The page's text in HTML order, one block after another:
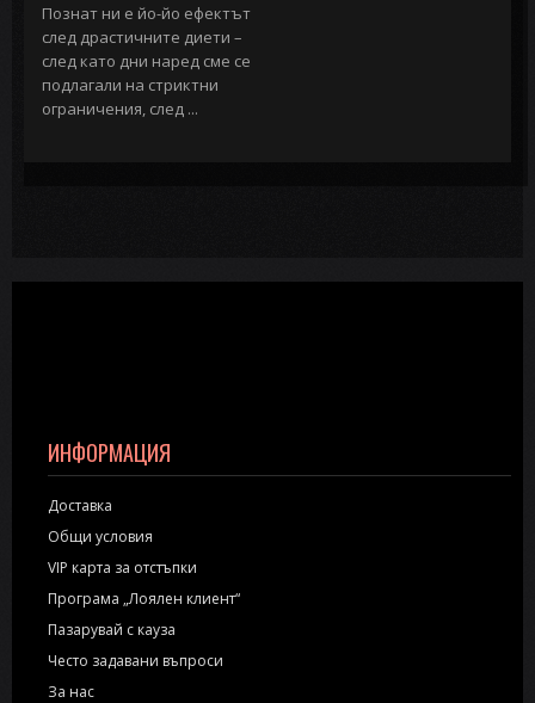
Познат ни е йо-йо ефектът
след драстичните диети –
след като дни наред сме се
подлагали на стриктни
ограничения, след ...
ИНФОРМАЦИЯ
Доставка
Общи условия
VIP карта за отстъпки
Програма „Лоялен клиент“
Пазарувай с кауза
Често задавани въпроси
За нас